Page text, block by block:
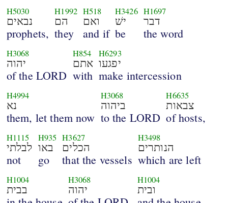
H5030
נבאים
prophets,
H1992
הם
they
H518
ואם
and if
H3426
ישׁ
be
H1697
דבר
the word
H3068
יהוה
of the LORD
H854
אתם
with
H6293
יפגעו
make intercession
H4994
נא
them, let them now
H3068
ביהוה
to the LORD
H6635
צבאות
of hosts,
H1115
לבלתי
not
H935
באו
go
H3627
הכלים
that the vessels
H3498
הנותרים
which are left
H1004
בבית
H3068
יהוה
H1004
ובית